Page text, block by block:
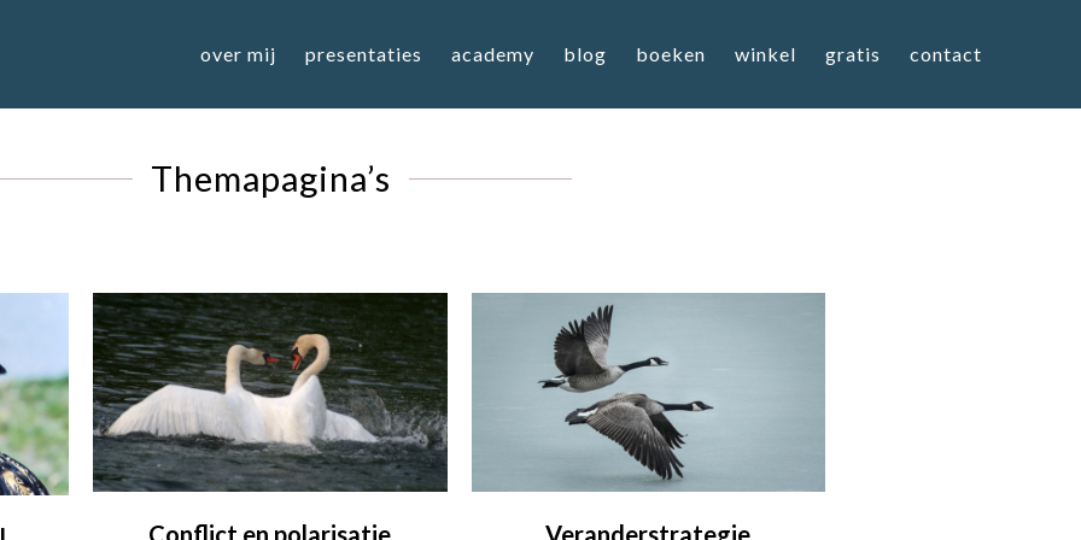
over mij presentaties academy blog boeken winkel gratis contact
Themapagina’s
Conflict en polarisatie Veranderstrategie